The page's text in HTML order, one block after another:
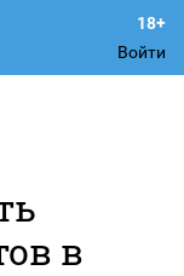
Войти
в